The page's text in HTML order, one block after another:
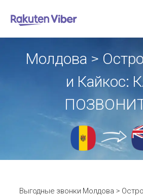
Молдова >
и Кайкос:
Выгодные звонки Молдова >